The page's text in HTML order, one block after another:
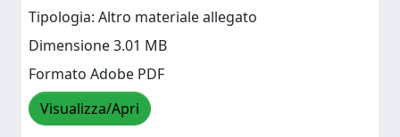
Tipologia: Altro materiale allegato
Dimensione 3.01 MB
Formato Adobe PDF
Visualizza/Apri